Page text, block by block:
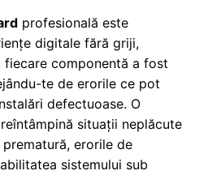
profesională este
digitale fără griji,
componentă a fost
te de erorile ce pot
defectuoase. O
situații neplăcute
erorile de
sistemului sub